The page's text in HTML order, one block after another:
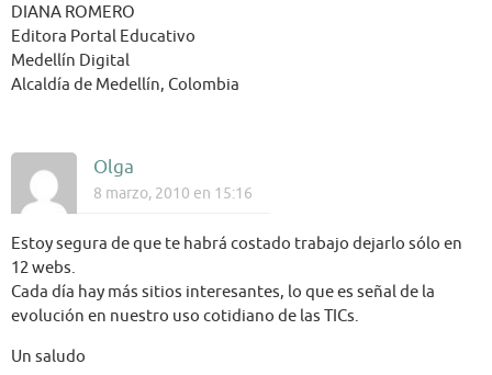
DIANA ROMERO
Editora Portal Educativo
Medellín Digital
Alcaldía de Medellín, Colombia
Olga
8 marzo, 2010 en 15:16
Estoy segura de que te habrá costado trabajo dejarlo sólo en
12 webs.
Cada día hay más sitios interesantes, lo que es señal de la
evolución en nuestro uso cotidiano de las TICs.
Un saludo